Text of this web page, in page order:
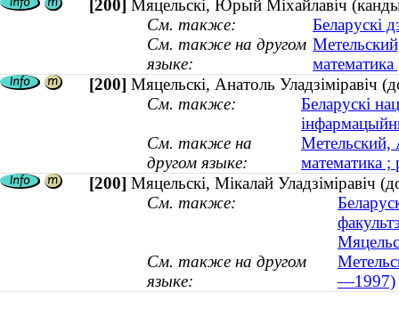
[200] Мяцельскi, Юрый Мiхайлавiч
См. также:
Беларускі
См. также на другом
языке:
[200] Мяцельскі, Анатоль Уладзіміравіч
См. также:
Беларускі
См. также на
другом языке:
Метельский,
математика ;
[200] Мяцельскі, Мікалай Уладзіміравіч
См. также:
См. также на другом
языке:
—1997)